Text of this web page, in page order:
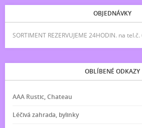
OBJEDNÁVKY
SORTIMENT REZERVUJEME 24HODIN. na
OBLÍBENÉ ODKAZY
AAA Rustic, Chateau
Léčivá zahrada, bylinky